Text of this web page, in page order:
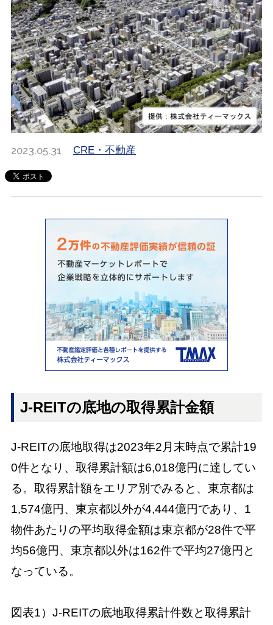
2023.05.31 CRE・不動産
J-REITの底地の取得累計金額
J-REITの底地取得は2023年2月末時点で累計19
0件となり、取得累計額は6,018億円に達してい
る。取得累計額をエリア別でみると、東京都は
1,574億円、東京都以外が4,444億円であり、1
物件あたりの平均取得金額は東京都が28件で平
均56億円、東京都以外は162件で平均27億円と
なっている。
図表1）J-REITの底地取得累計件数と取得累計